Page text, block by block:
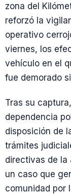
zona del
reforzó la
operativo
viernes, los
vehículo en el
fue demorado
Tras su
dependencia
disposición de
trámites
directivas de la
un caso que
comunidad por